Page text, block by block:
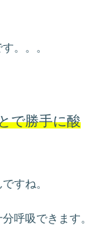
。。。
で勝手に酸
すね。
呼吸できます。